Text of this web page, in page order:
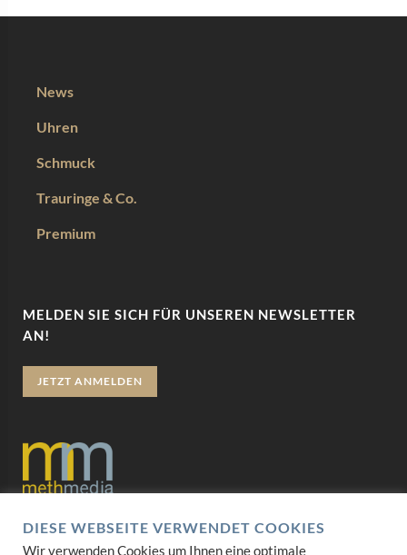
News
Uhren
Schmuck
Trauringe & Co.
Premium
MELDEN SIE SICH FÜR UNSEREN NEWSLETTER
AN!
JETZT ANMELDEN
Datenschutz
DIESE WEBSEITE VERWENDET COOKIES
Wir verwenden Cookies um Ihnen eine optimale